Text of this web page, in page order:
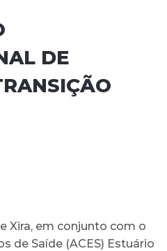
DE
Xira, em conjunto com o
de Saíde (ACES) Estuário